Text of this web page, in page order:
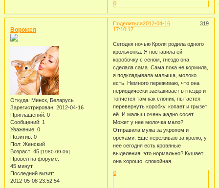
0
Поделиться 319
2012-04-16
17:10:17
Ворожея
Откуда: Минск, Беларусь
Зарегистрирован: 2012-04-16
Приглашений: 0
Сообщений: 1
Уважение: 0
Позитив: 0
Пол: Женский
Возраст: 45 [1980-09-06]
Провел на форуме:
45 минут
Последний визит:
2012-05-08 23:52:54
Сегодня ночью Кроля родила одного
крольчонка. Я поставила ей
коробочку с сеном, гнездо она
сделала сама. Сама пока не кормила,
я подкладывала малыша, молоко
есть. Немного переживаю, что она
периодически заскакивает в гнездо и
топчется там как слоник, пытается
перевернуть коробку, копает и грызет
её. И малыш очень жадно сосет.
Может у нее молочка мало?
Отправила мужа за укропом и
орехами. Еще переживаю за кролю, у
нее сегодня есть кровяные
выделения, это нормально? Кушает
она хорошо, спокойная.
0